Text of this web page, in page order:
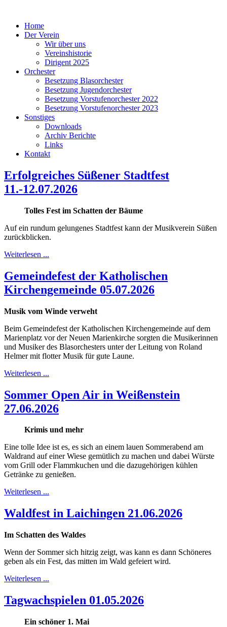
Home
Der Verein
Wir über uns
Vereinshistorie
Dirigent 2025
Orchester
Besetzung Blasorchester
Besetzung Jugendorchester
Besetzung Vorstufenorchester 2022
Besetzung Vorstufenorchester 2023
Sonstiges
Downloads
Archiv Berichte
Links
Kontakt
Erfolgreiches Süßener Stadtfest
11.-12.07.2026
Tolles Fest im Schatten der Bäume
Auf ein rundum gelungenes Stadtfest kann der Musikverein Süßen
zurückblicken.
Weiterlesen ...
Gemeindefest der Katholischen
Kirchengemeinde 05.07.2026
Musik vom Winde verweht
Beim Gemeindefest der Katholischen Kirchengemeinde auf dem
Marienplatz vor der Neuen Marienkirche sorgten die Musikerinnen
und Musiker des Blasorchesters unter der Leitung von Roland
Helmer mit flotter Musik für gute Laune.
Weiterlesen ...
Sommer Open Air in Weißenstein
27.06.2026
Krimis und mehr
Eine tolle Idee ist es, es sich an einem lauen Sommerabend am
Waldrand auf einer Wiese gemütlich zu machen und dabei Würste
vom Grill oder Flammkuchen und die dazugehörigen kühlen
Getränke zu genießen.
Weiterlesen ...
Waldfest in Laichingen 21.06.2026
Im Schatten des Waldes
Wenn der Sommer sich hitzig zeigt, was kann es dann Schöneres
geben als ein Fest, das mitten im Wald gefeiert wird.
Weiterlesen ...
Tagwachspielen 01.05.2026
Ein schöner 1. Mai